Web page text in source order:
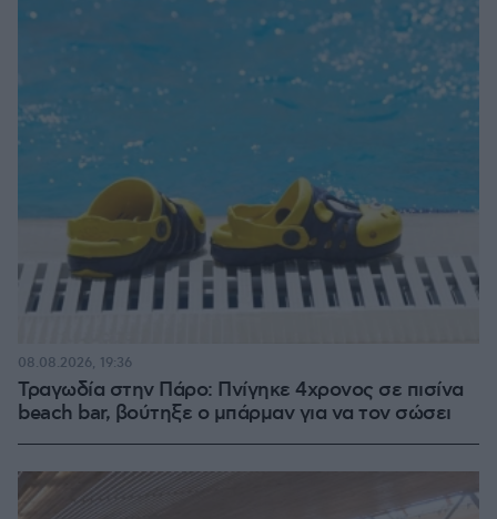
Τραγωδία στην Πάρο: Πνίγηκε 4χρονος σε πισίνα
beach bar, βούτηξε ο μπάρμαν για να τον σώσει
08.08.2026, 19:36